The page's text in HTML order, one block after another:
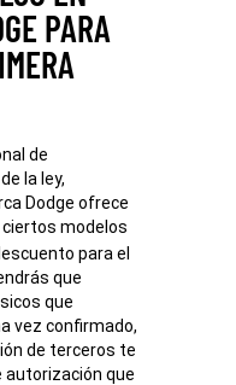
PARA
de
la ley,
Dodge ofrece
ciertos modelos
para el
que
que
vez confirmado,
de terceros te
autorización que